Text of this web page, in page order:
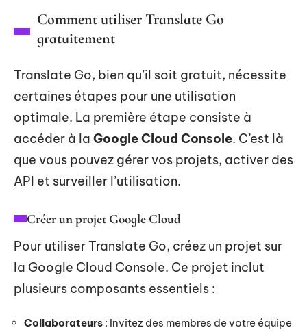
Comment utiliser Translate Go
gratuitement
Translate Go, bien qu’il soit gratuit, nécessite
certaines étapes pour une utilisation
optimale. La première étape consiste à
accéder à la Google Cloud Console. C’est là
que vous pouvez gérer vos projets, activer des
API et surveiller l’utilisation.
Créer un projet Google Cloud
Pour utiliser Translate Go, créez un projet sur
la Google Cloud Console. Ce projet inclut
plusieurs composants essentiels :
Collaborateurs : Invitez des membres de votre équipe